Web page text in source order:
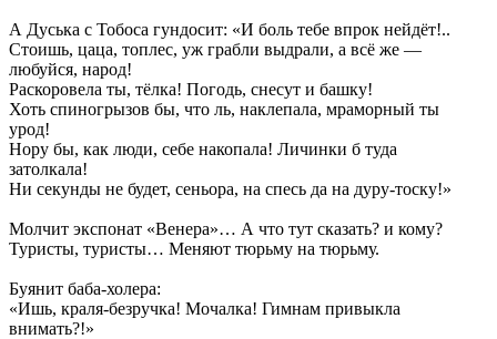
А Дуська с Тобоса гундосит: «И боль тебе впрок нейдёт!..
Стоишь, цаца, топлес, уж грабли выдрали, а всё же —
любуйся, народ!
Раскоровела ты, тёлка! Погодь, снесут и башку!
Хоть спиногрызов бы, что ль, наклепала, мраморный ты
урод!
Нору бы, как люди, себе накопала! Личинки б туда
затолкала!
Ни секунды не будет, сеньора, на спесь да на дуру-тоску!»
Молчит экспонат «Венера»… А что тут сказать? и кому?
Туристы, туристы… Меняют тюрьму на тюрьму.
Буянит баба-холера:
«Ишь, краля-безручка! Мочалка! Гимнам привыкла
внимать?!»